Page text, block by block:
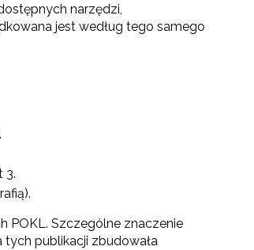
narzędzi,
jest według tego samego
3.
POKL. Szczególne znaczenie
tych publikacji zbudowała